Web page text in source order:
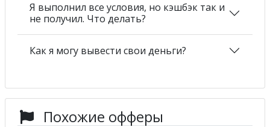
Я выполнил все условия, но кэшбэк так и
не получил. Что делать?
Как я могу вывести свои деньги?
Похожие офферы